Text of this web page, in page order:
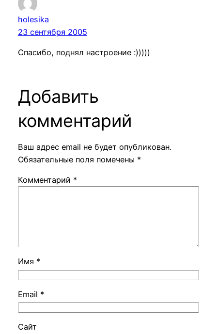
holesika
23 сентября 2005
Спасибо, поднял настроение :)))))
Добавить
комментарий
Ваш адрес email не будет опубликован.
Обязательные поля помечены *
Комментарий *
Имя *
Email *
Сайт